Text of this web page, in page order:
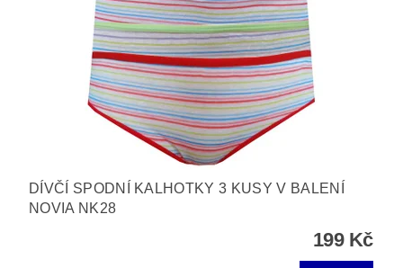
DÍVČÍ SPODNÍ KALHOTKY 3 KUSY V BALENÍ
NOVIA NK28
199 Kč